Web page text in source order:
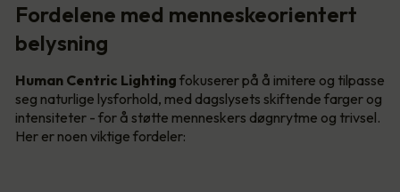
Fordelene med menneskeorientert
belysning
Human Centric Lighting fokuserer på å imitere og tilpasse
seg naturlige lysforhold, med dagslysets skiftende farger og
intensiteter - for å støtte menneskers døgnrytme og trivsel.
Her er noen viktige fordeler: